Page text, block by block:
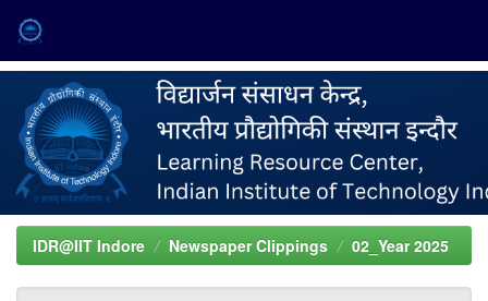
navigation
IDR@IIT Indore Newspaper Clippings 02_Year 2025